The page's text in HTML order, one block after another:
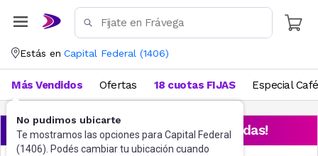
Estás en Capital Federal (1406)
No pudimos ubicarte
Te mostramos las opciones para Capital Federal
(1406). Podés cambiar tu ubicación cuando
Más Vendidos Ofertas 18 cuotas FIJAS Especial Café
¡Aprovechá las ofertas destacadas!